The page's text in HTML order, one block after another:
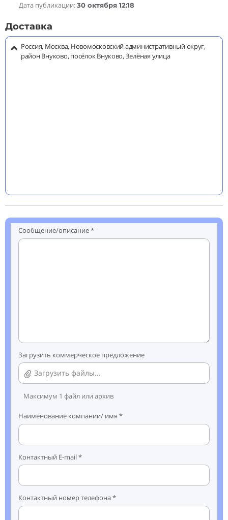
Дата публикации:30 октября 12:18
Доставка
Россия, Москва, Новомосковский административный округ,
район Внуково, посёлок Внуково, Зелёная улица
Сообщение/описание *
Загрузить коммерческое предложение
Загрузить файлы...
Максимум 1 файл или архив
Наименование компании/ имя *
Контактный E-mail *
Контактный номер телефона *